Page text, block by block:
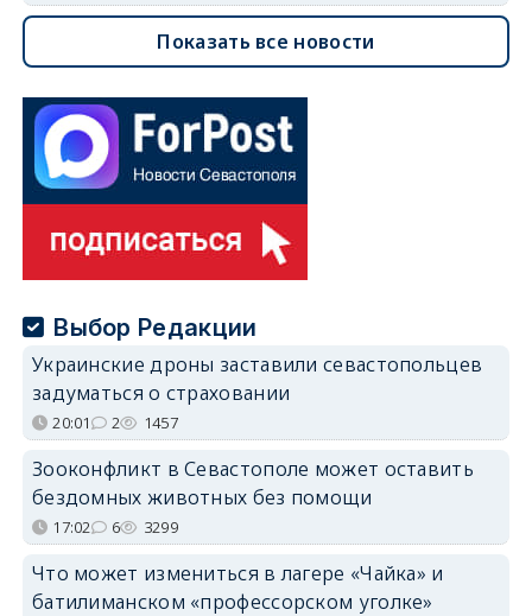
Показать все новости
Выбор Редакции
Украинские дроны заставили севастопольцев
задуматься о страховании
20:01 2 1457
Зооконфликт в Севастополе может оставить
бездомных животных без помощи
17:02 6 3299
Что может измениться в лагере «Чайка» и
батилиманском «профессорском уголке»